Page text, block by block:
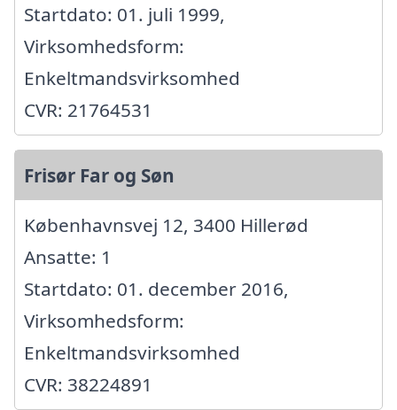
Startdato: 01. juli 1999,
Virksomhedsform:
Enkeltmandsvirksomhed
CVR: 21764531
Frisør Far og Søn
Københavnsvej 12, 3400 Hillerød
Ansatte: 1
Startdato: 01. december 2016,
Virksomhedsform:
Enkeltmandsvirksomhed
CVR: 38224891